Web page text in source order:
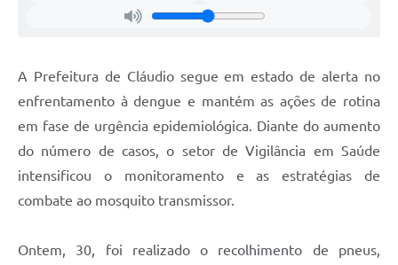
A Prefeitura de Cláudio segue em estado de alerta no
enfrentamento à dengue e mantém as ações de rotina
em fase de urgência epidemiológica. Diante do aumento
do número de casos, o setor de Vigilância em Saúde
intensificou o monitoramento e as estratégias de
combate ao mosquito transmissor.
Ontem, 30, foi realizado o recolhimento de pneus,